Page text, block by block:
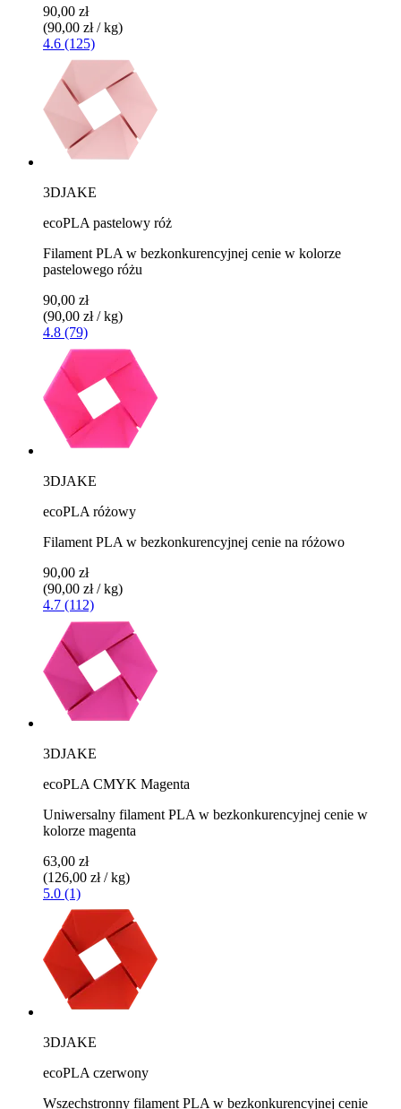
90,00 zł
(90,00 zł / kg)
4.6 (125)
3DJAKE
ecoPLA pastelowy róż
Filament PLA w bezkonkurencyjnej cenie w kolorze
pastelowego różu
90,00 zł
(90,00 zł / kg)
4.8 (79)
3DJAKE
ecoPLA różowy
Filament PLA w bezkonkurencyjnej cenie na różowo
90,00 zł
(90,00 zł / kg)
4.7 (112)
3DJAKE
ecoPLA CMYK Magenta
Uniwersalny filament PLA w bezkonkurencyjnej cenie w
kolorze magenta
63,00 zł
(126,00 zł / kg)
5.0 (1)
3DJAKE
ecoPLA czerwony
Wszechstronny filament PLA w bezkonkurencyjnej cenie